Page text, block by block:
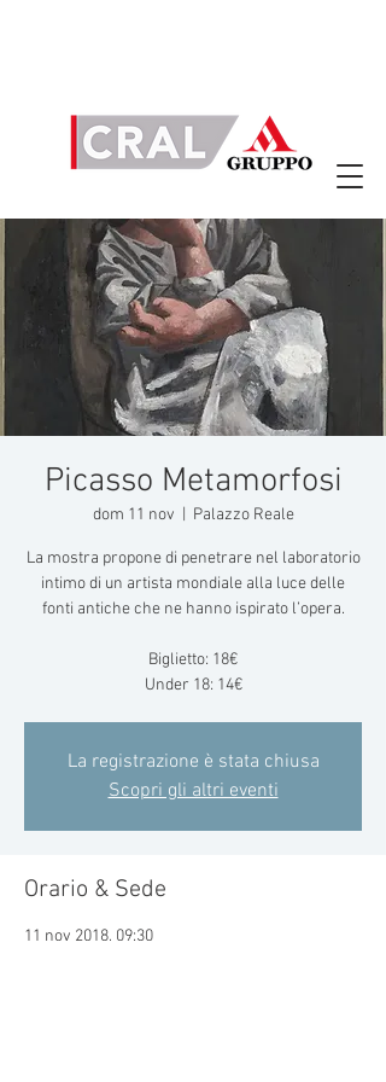
Picasso Metamorfosi
dom 11 nov Palazzo Reale
La mostra propone di penetrare nel laboratorio
intimo di un artista mondiale alla luce delle
fonti antiche che ne hanno ispirato l’opera.
Biglietto: 18€
Under 18: 14€
La registrazione è stata chiusa
Scopri gli altri eventi
Orario & Sede
11 nov 2018, 09:30